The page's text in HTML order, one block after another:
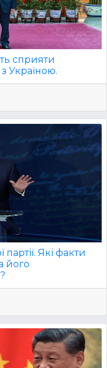
сприяти
Україною.
Які факти
його